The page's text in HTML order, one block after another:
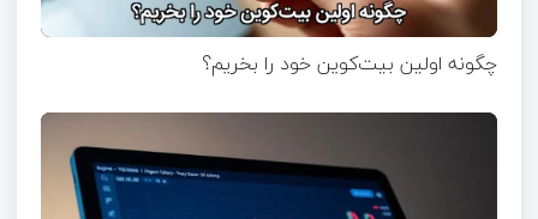
چگونه اولین بیت‌کوین خود را بخریم؟